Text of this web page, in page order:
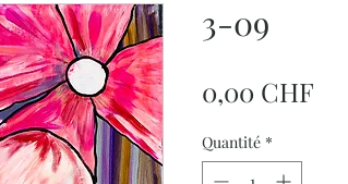
3-09
0,00 CHF
Quantité *